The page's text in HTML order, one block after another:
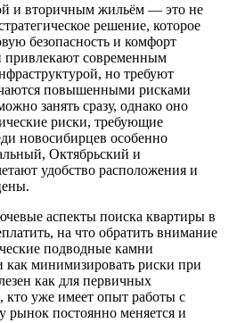
и вторичным жильём — это не
решение, которое
безопасность и комфорт
современным
но требуют
повышенными рисками
занять сразу, однако оно
риски, требующие
новосибирцев особенно
Октябрьский и
удобство расположения и
аспекты поиска квартиры в
на что обратить внимание
подводные камни
минимизировать риски при
как для первичных
кто уже имеет опыт работы с
рынок постоянно меняется и